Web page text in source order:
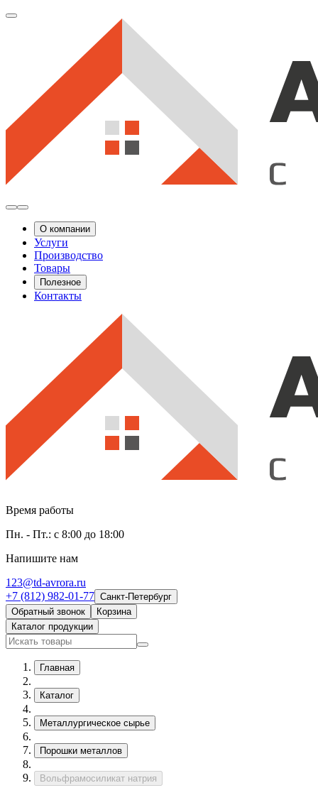
О компании
Услуги
Производство
Товары
Полезное
Контакты
Время работы
Пн. - Пт.: с 8:00 до 18:00
Напишите нам
123@td-avrora.ru
+7 (812) 982-01-77 Санкт-Петербург
Обратный звонок
Корзина
Каталог продукции
Главная
Каталог
Металлургическое сырье
Порошки металлов
Вольфрамосиликат натрия